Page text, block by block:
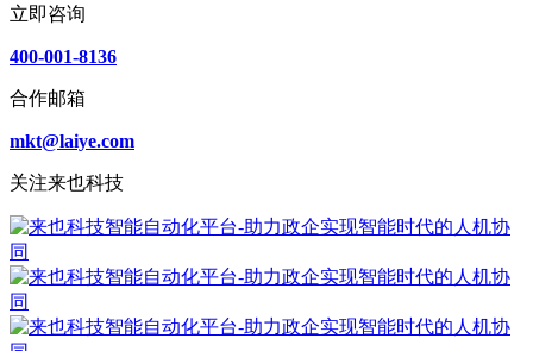
立即咨询
400-001-8136
合作邮箱
mkt@laiye.com
关注来也科技